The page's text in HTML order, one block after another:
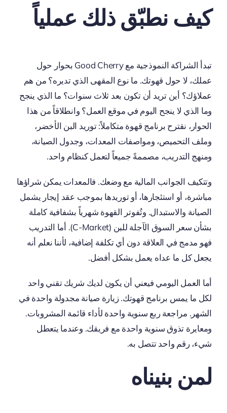
كيف نطبّق ذلك عملياً
تبدأ الشراكة النموذجية مع Good Cherry بحوار حول
عملك، لا حول قهوتك. ما نوع المقهى الذي تديره؟ من هم
عملاؤك؟ أين تريد أن تكون بعد ثلاث سنوات؟ ما الذي ينجح
وما الذي لا ينجح اليوم في موقع العمل؟ وانطلاقاً من هذا
الحوار، نقترح برنامج قهوة متكاملاً: توريد البن الأخضر،
وملف التحميص، ومواصفات المعدات، وجدول الصيانة،
ومنهج التدريب، مصممةً جميعاً لتعمل كنظام واحد.
وتتكيف الجوانب المالية مع وضعك. فالمعدات يمكن شراؤها
مباشرة، أو استئجارها، أو توريدها بموجب عقد إيجار يشمل
الصيانة والاستبدال. وتُفوتر القهوة شهرياً بشفافية كاملة
بشأن سعر السوق الآجلة للبن (C-Market). أما التدريب
فهو مدمج في العلاقة دون أي تكلفة إضافية، لأننا نعلم أنه
يجعل كل ما عداه يعمل بشكل أفضل.
أما العمل اليومي فيعني أن يكون لديك شريك تقني واحد
لكل ما يمس برنامج قهوتك. زيارة صيانة مجدولة واحدة في
الشهر. مراجعة ربع سنوية واحدة لأداء قائمة المشروبات.
ومعايرة تذوق سنوية واحدة مع فريقك. وعندما يتعطل
شيء، رقم واحد تتصل به.
لمن بنيناه